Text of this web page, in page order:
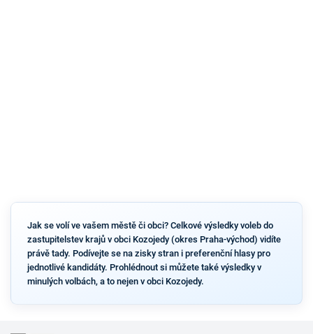
Jak se volí ve vašem městě či obci? Celkové výsledky voleb do
zastupitelstev krajů v obci Kozojedy (okres Praha-východ) vidíte
právě tady. Podívejte se na zisky stran i preferenční hlasy pro
jednotlivé kandidáty. Prohlédnout si můžete také výsledky v
minulých volbách, a to nejen v obci Kozojedy.